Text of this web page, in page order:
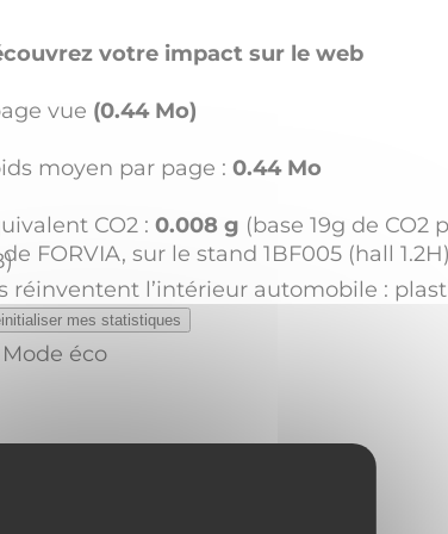
votre impact sur le web
vue (0.44 Mo)
moyen par page : 0.44 Mo
CO2 : 0.008 g (base 19g de CO2
mes statistiques
Mode éco
FORVIA, sur le stand 1BF005 (hall
l’intérieur automobile :